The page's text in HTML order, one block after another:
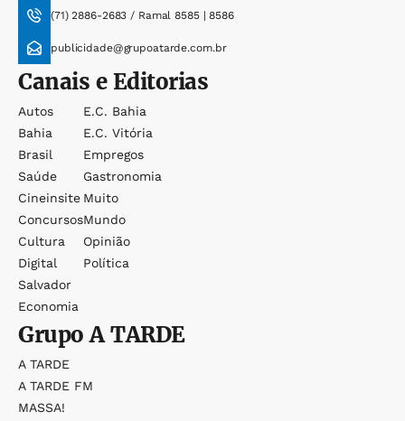
(71) 2886-2683 / Ramal 8585 | 8586
publicidade@grupoatarde.com.br
Canais e Editorias
Autos
Bahia
Brasil
Saúde
Cineinsite
Concursos
Cultura
Digital
Salvador
Economia
E.c. Bahia
E.c. Vitória
Empregos
Gastronomia
Muito
Mundo
Opinião
Política
GrupoA TARDE
A TARDE
A TARDE FM
MASSA!